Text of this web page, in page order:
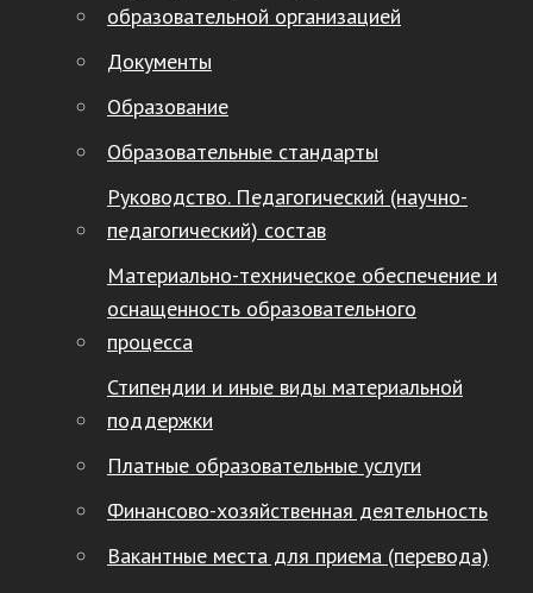
образовательной организацией
Документы
Образование
Образовательные стандарты
Руководство. Педагогический (научно-
педагогический) состав
Материально-техническое обеспечение и
оснащенность образовательного
процесса
Стипендии и иные виды материальной
поддержки
Платные образовательные услуги
Финансово-хозяйственная деятельность
Вакантные места для приема (перевода)